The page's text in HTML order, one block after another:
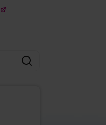
Sök
Fler supportlänkar